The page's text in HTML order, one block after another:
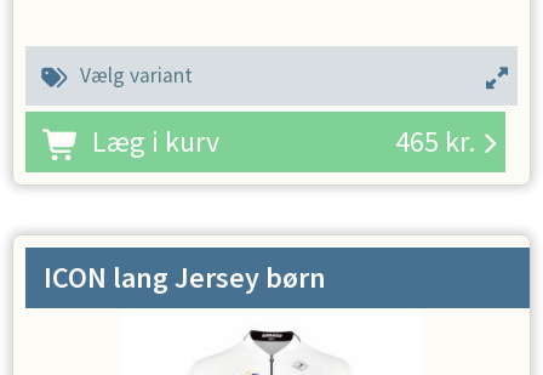
Læg i kurv 465 kr.
Vælg variant
ICON lang Jersey børn